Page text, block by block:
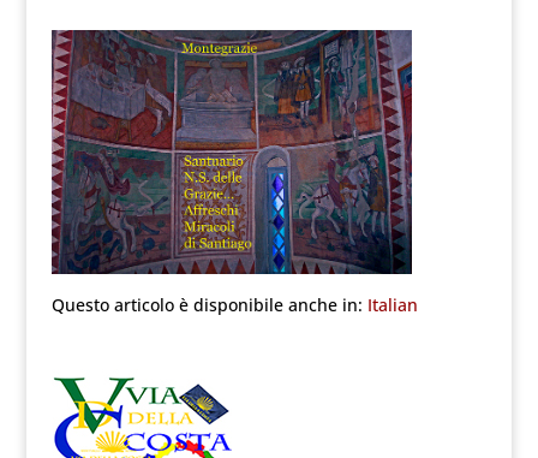
Questo articolo è disponibile anche in: Italian